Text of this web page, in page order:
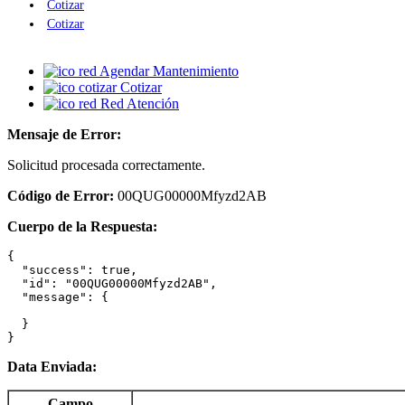
Cotizar
Cotizar
Agendar Mantenimiento
Cotizar
Red Atención
Mensaje de Error:
Solicitud procesada correctamente.
Código de Error: 00QUG00000Mfyzd2AB
Cuerpo de la Respuesta:
{
  "success": true,
  "id": "00QUG00000Mfyzd2AB",
  "message": {
  }
}
Data Enviada: